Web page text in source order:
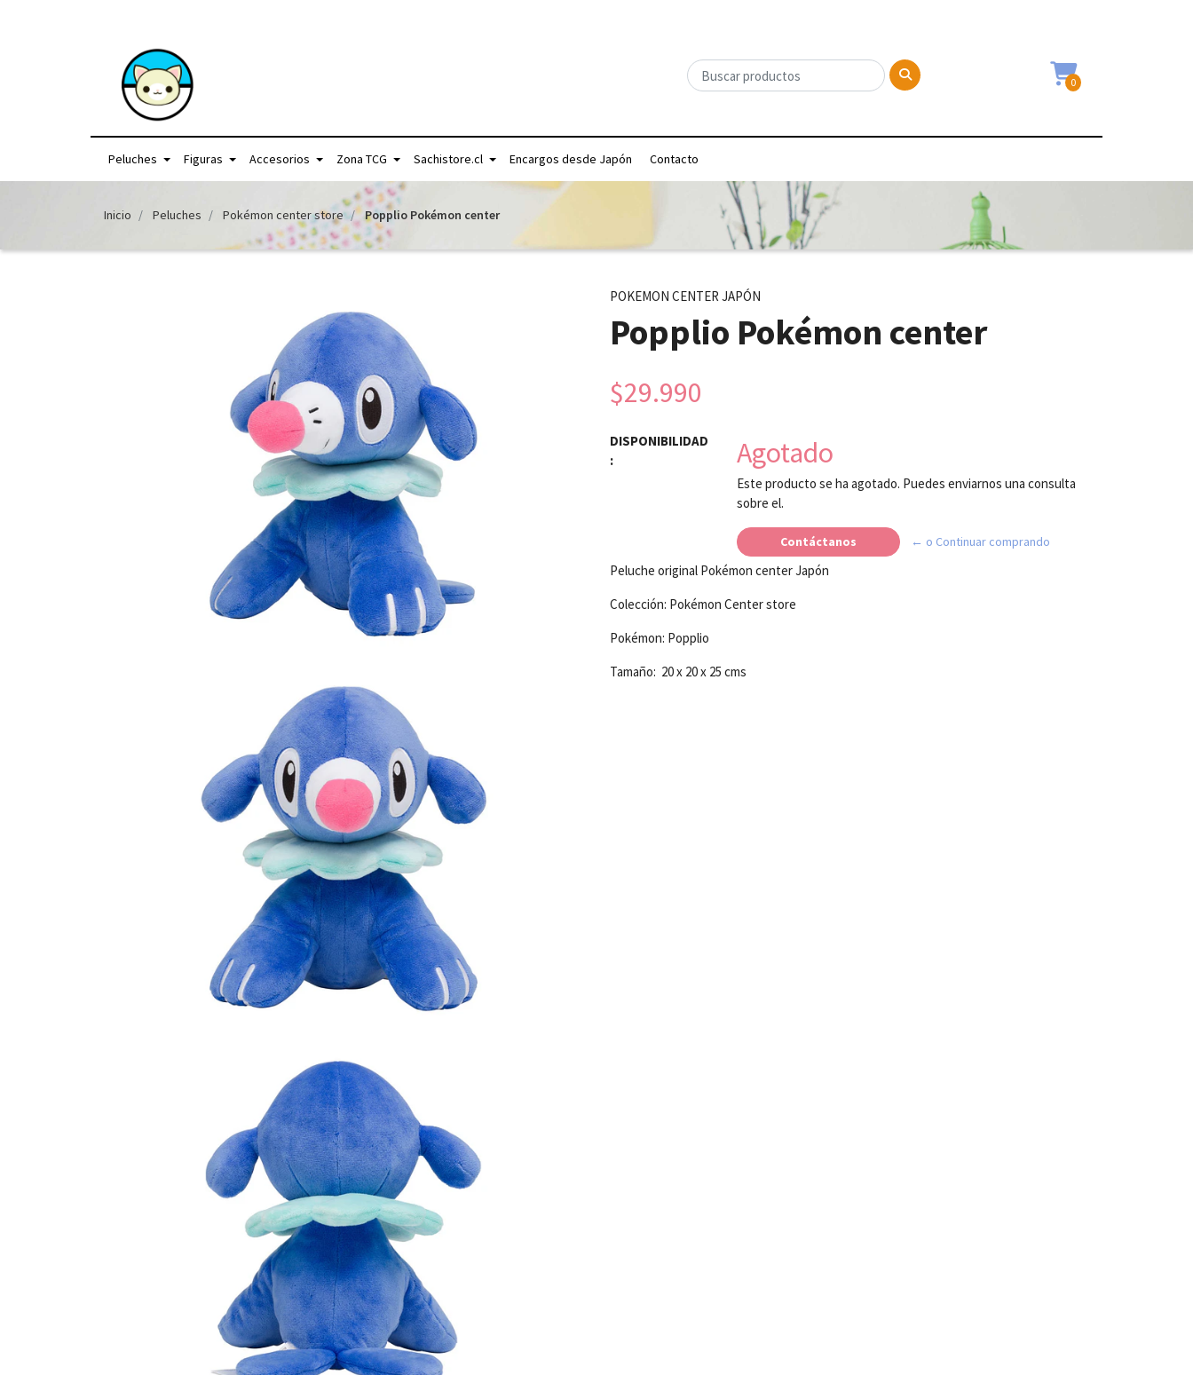
0
Peluches Figuras Accesorios Zona TCG Sachistore.cl Encargos desde Japón Contacto
Inicio Peluches Pokémon center store Popplio Pokémon center
POKEMON CENTER JAPÓN
Popplio Pokémon center
$29.990
DISPONIBILIDAD
:
Agotado
Este producto se ha agotado. Puedes enviarnos una consulta
sobre el.
Contáctanos ← o Continuar comprando
Peluche original Pokémon center Japón
Colección: Pokémon Center store
Pokémon: Popplio
Tamaño: 20 x 20 x 25 cms